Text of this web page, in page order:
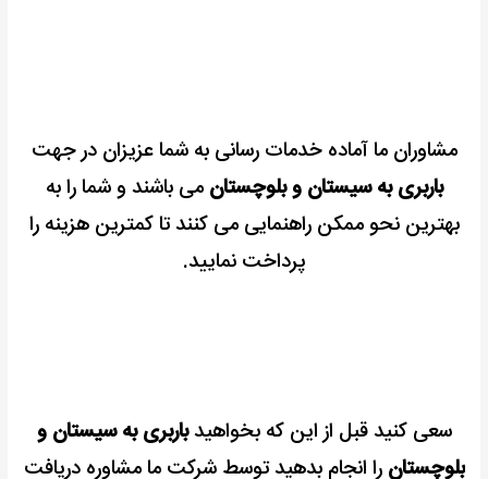
مشاوران ما آماده خدمات رسانی به شما عزیزان در جهت
باربری به سیستان و بلوچستان می باشند و شما را به
بهترین نحو ممکن راهنمایی می کنند تا کمترین هزینه را
پرداخت نمایید.
سعی کنید قبل از این که بخواهیدباربری به سیستان و
بلوچستان را انجام بدهید توسط شرکت ما مشاوره دریافت